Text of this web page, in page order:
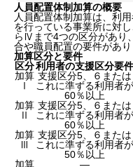
人員配置体制加算の概要
人員配置体制加算は、利
を行っている事業所に対
らⅣまで4つの区分があり
合や職員配置の要件があり
加算区分と要件
区分利用者の支援区分要件
加算
Ⅰ
支援区分5、６または
これに準ずる利用者が
60％以上
加算
Ⅱ
支援区分5、６または
これに準ずる利用者が
60％以上
加算
Ⅲ
支援区分5、６または
これに準ずる利用者が
50％以上
加算
―